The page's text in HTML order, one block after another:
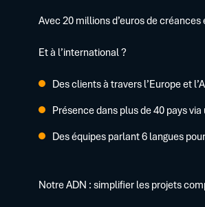
Avec 20 millions d’euros de
Et à l’international ?
Des clients à travers l’Europe et
Présence dans plus de 40 pays
Des équipes parlant 6 langues
Notre ADN : simplifier les projets